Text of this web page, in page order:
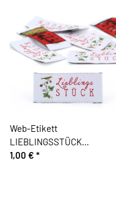
Web-Etikett
LIEBLINGSSTÜCK
ERDBEERE, Acufactum
1,00 € *